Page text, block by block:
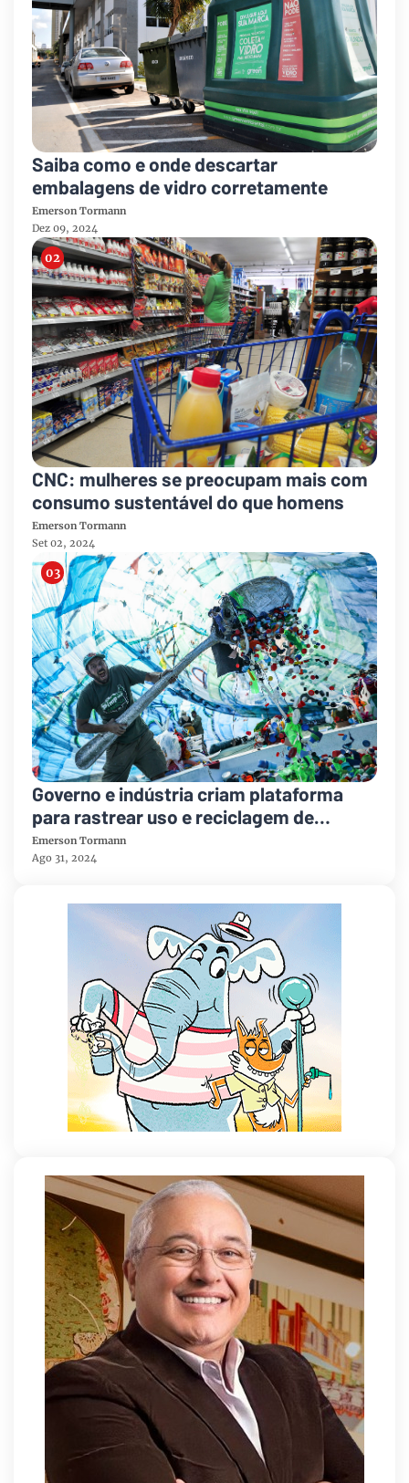
Saiba como e onde descartar
embalagens de vidro corretamente
Emerson Tormann
Dez 09, 2024
CNC: mulheres se preocupam mais com
consumo sustentável do que homens
Emerson Tormann
Set 02, 2024
Governo e indústria criam plataforma
para rastrear uso e reciclagem de
plásticos
Emerson Tormann
Ago 31, 2024